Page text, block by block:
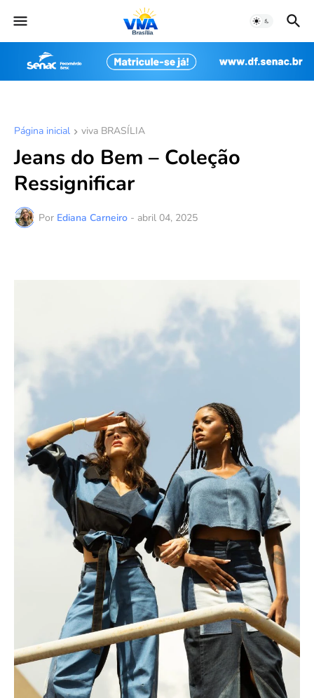
Página inicial viva BRASÍLIA
Jeans do Bem – Coleção
Ressignificar
Por Ediana Carneiro - abril 04, 2025